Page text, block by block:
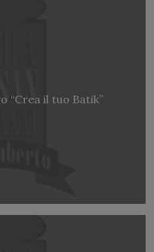
“Crea il tuo Batik”